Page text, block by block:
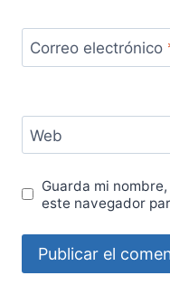
Correo electrónico
Web
Guarda mi
este navegador